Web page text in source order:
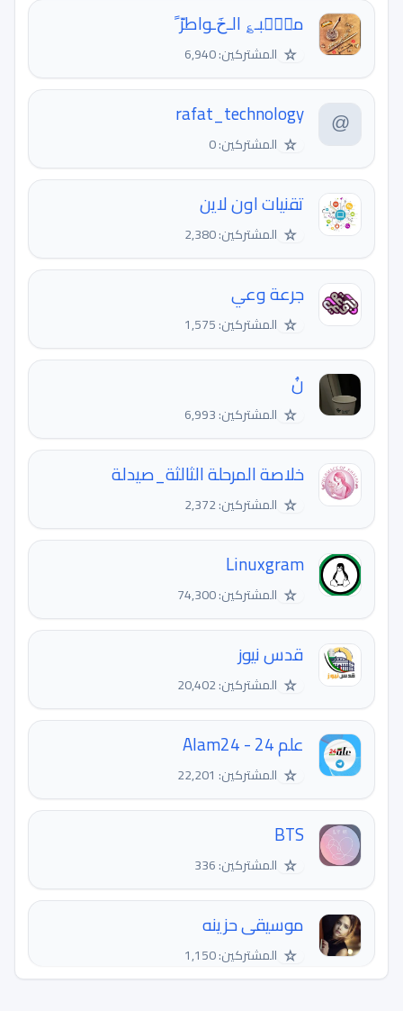
منّۘبـ؏ الـﺥَـواطرّ ً
☆ المشتركين: 6,940
rafat_technology
☆ المشتركين: 0
تقنيات اون لاين
☆ المشتركين: 2,380
جرعة وعي
☆ المشتركين: 1,575
نُ
☆ المشتركين: 6,993
خلاصة المرحلة الثالثة_صيدلة
☆ المشتركين: 2,372
Linuxgram
☆ المشتركين: 74,300
قدس نيوز
☆ المشتركين: 20,402
علم 24 - Alam24
☆ المشتركين: 22,201
BTS
☆ المشتركين: 336
موسيقى حزينه
☆ المشتركين: 1,150